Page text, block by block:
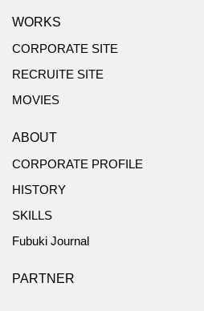
WORKS
CORPORATE SITE
RECRUITE SITE
MOVIES
ABOUT
CORPORATE PROFILE
HISTORY
SKILLS
Fubuki Journal
PARTNER